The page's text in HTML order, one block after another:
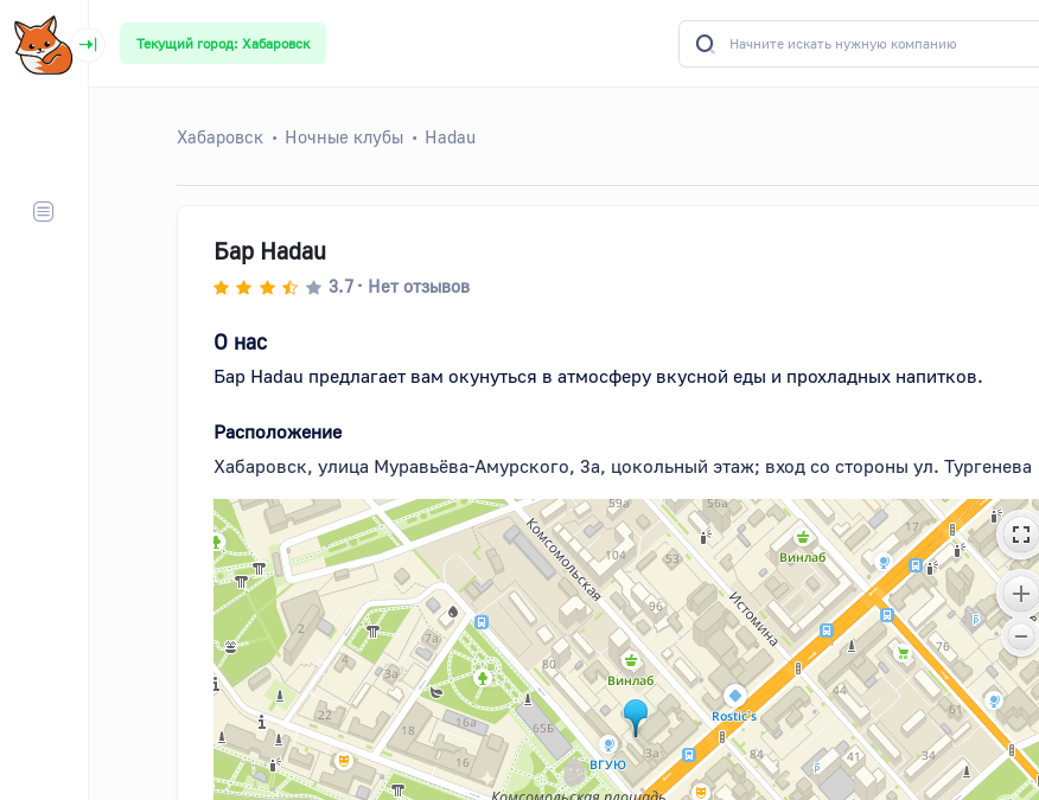
Текущий город: Хабаровск
Хабаровск Ночные клубы Hadau
Бар Hadau
3.7 • Нет отзывов
О нас
Бар Hadau предлагает вам окунуться в атмосферу вкусной еды и прохладных напитков.
Расположение
Хабаровск, улица Муравьёва-Амурского, 3а, цокольный этаж; вход со стороны ул. Тургенева